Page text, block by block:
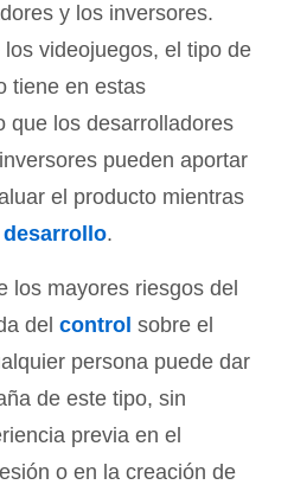
y los inversores.
videojuegos, el tipo de
tiene en estas
que los desarrolladores
pueden aportar
el producto mientras
desarrollo.
los mayores riesgos del
del control sobre el
persona puede dar
de este tipo, sin
previa en el
o en la creación de